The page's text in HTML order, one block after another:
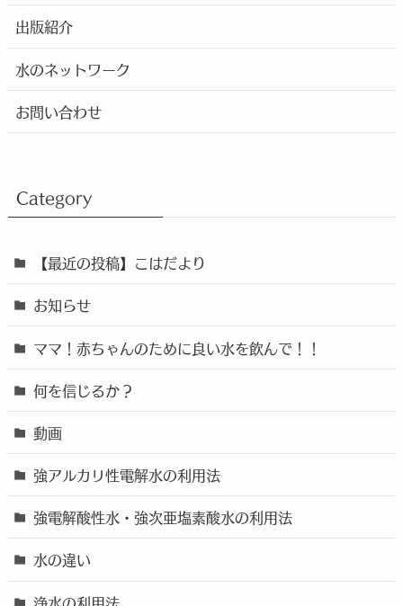
出版紹介
水のネットワーク
お問い合わせ
Category
【最近の投稿】こはだより
お知らせ
ママ！赤ちゃんのために良い水を飲んで！！
何を信じるか？
動画
強アルカリ性電解水の利用法
強電解酸性水・強次亜塩素酸水の利用法
水の違い